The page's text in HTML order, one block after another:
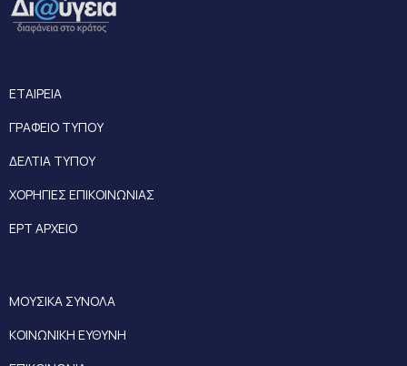
ΕΤΑΙΡΕΙΑ
ΓΡΑΦΕΙΟ ΤΥΠΟΥ
ΔΕΛΤΙΑ ΤΥΠΟΥ
ΧΟΡΗΓΙΕΣ ΕΠΙΚΟΙΝΩΝΙΑΣ
ΕΡΤ ΑΡΧΕΙΟ
ΜΟΥΣΙΚΑ ΣΥΝΟΛΑ
ΚΟΙΝΩΝΙΚΗ ΕΥΘΥΝΗ